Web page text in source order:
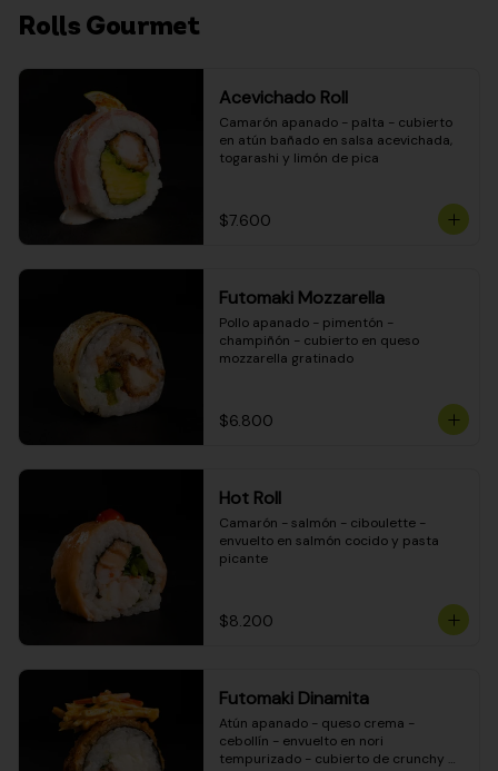
Rolls Gourmet
Acevichado Roll
Camarón apanado - palta - cubierto
en atún bañado en salsa acevichada,
togarashi y limón de pica
$7.600
Futomaki Mozzarella
Pollo apanado - pimentón -
champiñón - cubierto en queso
mozzarella gratinado
$6.800
Hot Roll
Camarón - salmón - ciboulette -
envuelto en salmón cocido y pasta
picante
$8.200
Futomaki Dinamita
Atún apanado - queso crema -
cebollín - envuelto en nori
tempurizado - cubierto de crunchy